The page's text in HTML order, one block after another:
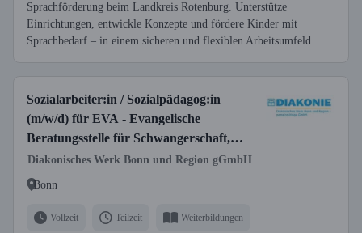
Sprachförderung beim Landkreis Rotenburg. Unterstütze
Einrichtungen, entwickle Konzepte und fördere Kinder mit
Sprachbedarf – in einem sicheren und flexiblen Arbeitsumfeld.
Sozialarbeiter:in / Sozialpädagog:in
(m/w/d) für EVA - Evangelische
Beratungsstelle für Schwangerschaft,
Sexualität und Pränataldiagnostik
Diakonisches Werk Bonn und Region gGmbH
Bonn
Vollzeit Teilzeit Weiterbildungen